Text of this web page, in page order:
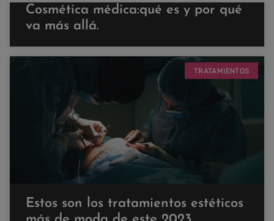
Cosmética médica:qué es y por qué
va más allá.
TRATAMIENTOS
Estos son los tratamientos estéticos